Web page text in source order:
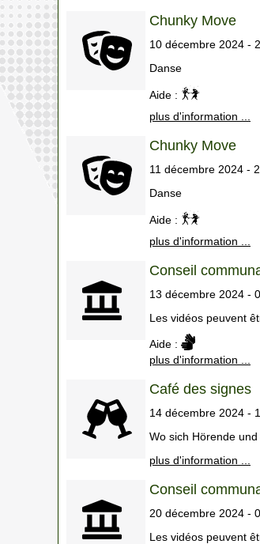
Chunky Move
10 décembre 2024 -
Danse
Aide :
plus d'information ...
Chunky Move
11 décembre 2024 -
Danse
Aide :
plus d'information ...
Conseil
13 décembre 2024 -
Les vidéos peuvent
Aide :
plus d'information ...
Café des signes
14 décembre 2024 -
Wo sich Hörende
plus d'information ...
Conseil
20 décembre 2024 -
Les vidéos peuvent